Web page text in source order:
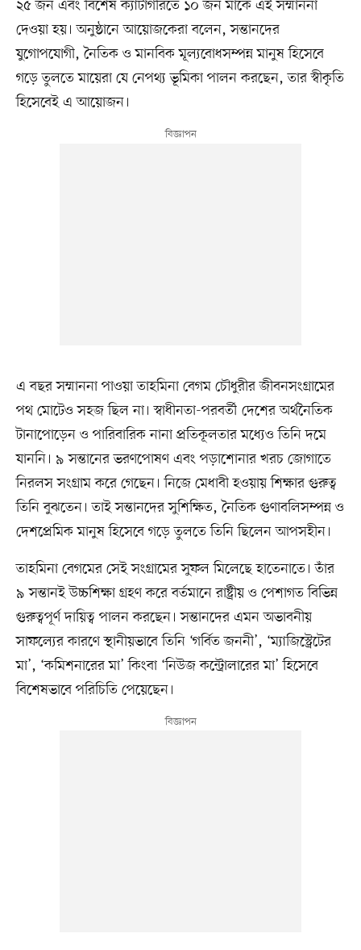
২৫ জন এবং বিশেষ ক্যাটাগরিতে ১০ জন মাকে এই সম্মাননা
দেওয়া হয়। অনুষ্ঠানে আয়োজকেরা বলেন, সন্তানদের
যুগোপযোগী, নৈতিক ও মানবিক মূল্যবোধসম্পন্ন মানুষ হিসেবে
গড়ে তুলতে মায়েরা যে নেপথ্য ভূমিকা পালন করছেন, তার স্বীকৃতি
হিসেবেই এ আয়োজন।
এ বছর সম্মাননা পাওয়া তাহমিনা বেগম চৌধুরীর জীবনসংগ্রামের
পথ মোটেও সহজ ছিল না। স্বাধীনতা-পরবর্তী দেশের অর্থনৈতিক
টানাপোড়েন ও পারিবারিক নানা প্রতিকূলতার মধ্যেও তিনি দমে
যাননি। ৯ সন্তানের ভরণপোষণ এবং পড়াশোনার খরচ জোগাতে
নিরলস সংগ্রাম করে গেছেন। নিজে মেধাবী হওয়ায় শিক্ষার গুরুত্ব
তিনি বুঝতেন। তাই সন্তানদের সুশিক্ষিত, নৈতিক গুণাবলিসম্পন্ন ও
দেশপ্রেমিক মানুষ হিসেবে গড়ে তুলতে তিনি ছিলেন আপসহীন।
তাহমিনা বেগমের সেই সংগ্রামের সুফল মিলেছে হাতেনাতে। তাঁর
৯ সন্তানই উচ্চশিক্ষা গ্রহণ করে বর্তমানে রাষ্ট্রীয় ও পেশাগত বিভিন্ন
গুরুত্বপূর্ণ দায়িত্ব পালন করছেন। সন্তানদের এমন অভাবনীয়
সাফল্যের কারণে স্থানীয়ভাবে তিনি ‘গর্বিত জননী’, ‘ম্যাজিস্ট্রেটের
মা’, ‘কমিশনারের মা’ কিংবা ‘নিউজ কন্ট্রোলারের মা’ হিসেবে
বিশেষভাবে পরিচিতি পেয়েছেন।